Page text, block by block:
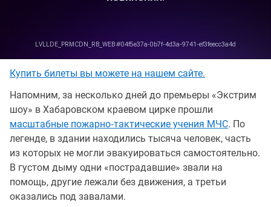
Купить билеты вы можете на нашем сайте.
Напомним, за несколько дней до премьеры «Экстрим
шоу» в Хабаровском краевом цирке прошли
масштабные пожарно‑тактические учения МЧС. По
легенде, в здании находились тысяча человек, часть
из которых не могли эвакуироваться самостоятельно.
В густом дыму одни «пострадавшие» звали на
помощь, другие лежали без движения, а третьи
оказались под завалами.